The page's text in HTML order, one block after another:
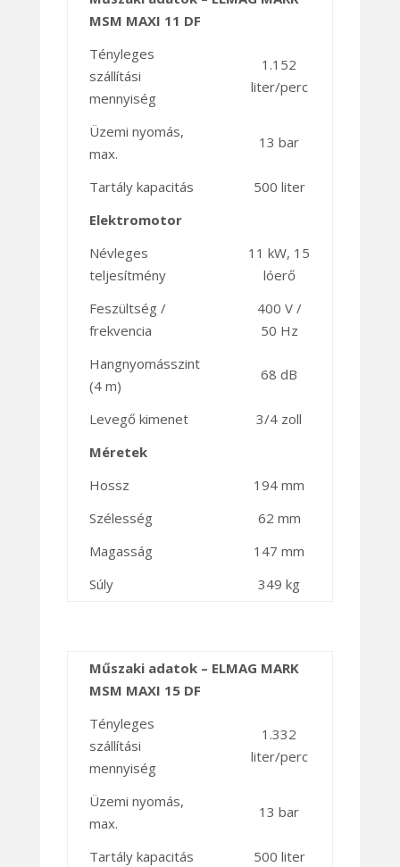
MSM MAXI 11 DF
Tényleges
szállítási
mennyiség
1.152
liter/perc
Üzemi nyomás,
max.
13 bar
Tartály kapacitás
500 liter
Elektromotor
Névleges
teljesítmény
11 kW, 15
lóerő
Feszültség /
frekvencia
400 V /
50 Hz
Hangnyomásszint
(4 m)
68 dB
Levegő kimenet
3/4 zoll
Méretek
Hossz
194 mm
Szélesség
62 mm
Magasság
147 mm
Súly
349 kg
Műszaki adatok – ELMAG MARK
MSM MAXI 15 DF
Tényleges
szállítási
mennyiség
1.332
liter/perc
Üzemi nyomás,
max.
13 bar
Tartály kapacitás
500 liter